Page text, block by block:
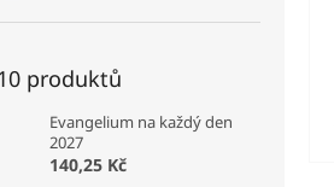
produktů
Evangelium na každý den
2027
140,25 Kč